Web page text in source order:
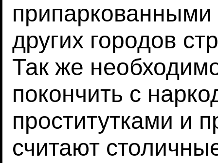
припаркованными
других городов
Так же
покончить с
проститутками и
считают